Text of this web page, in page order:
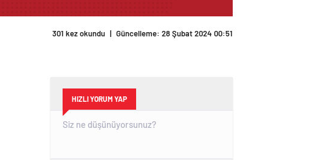
HIZLI YORUM YAP